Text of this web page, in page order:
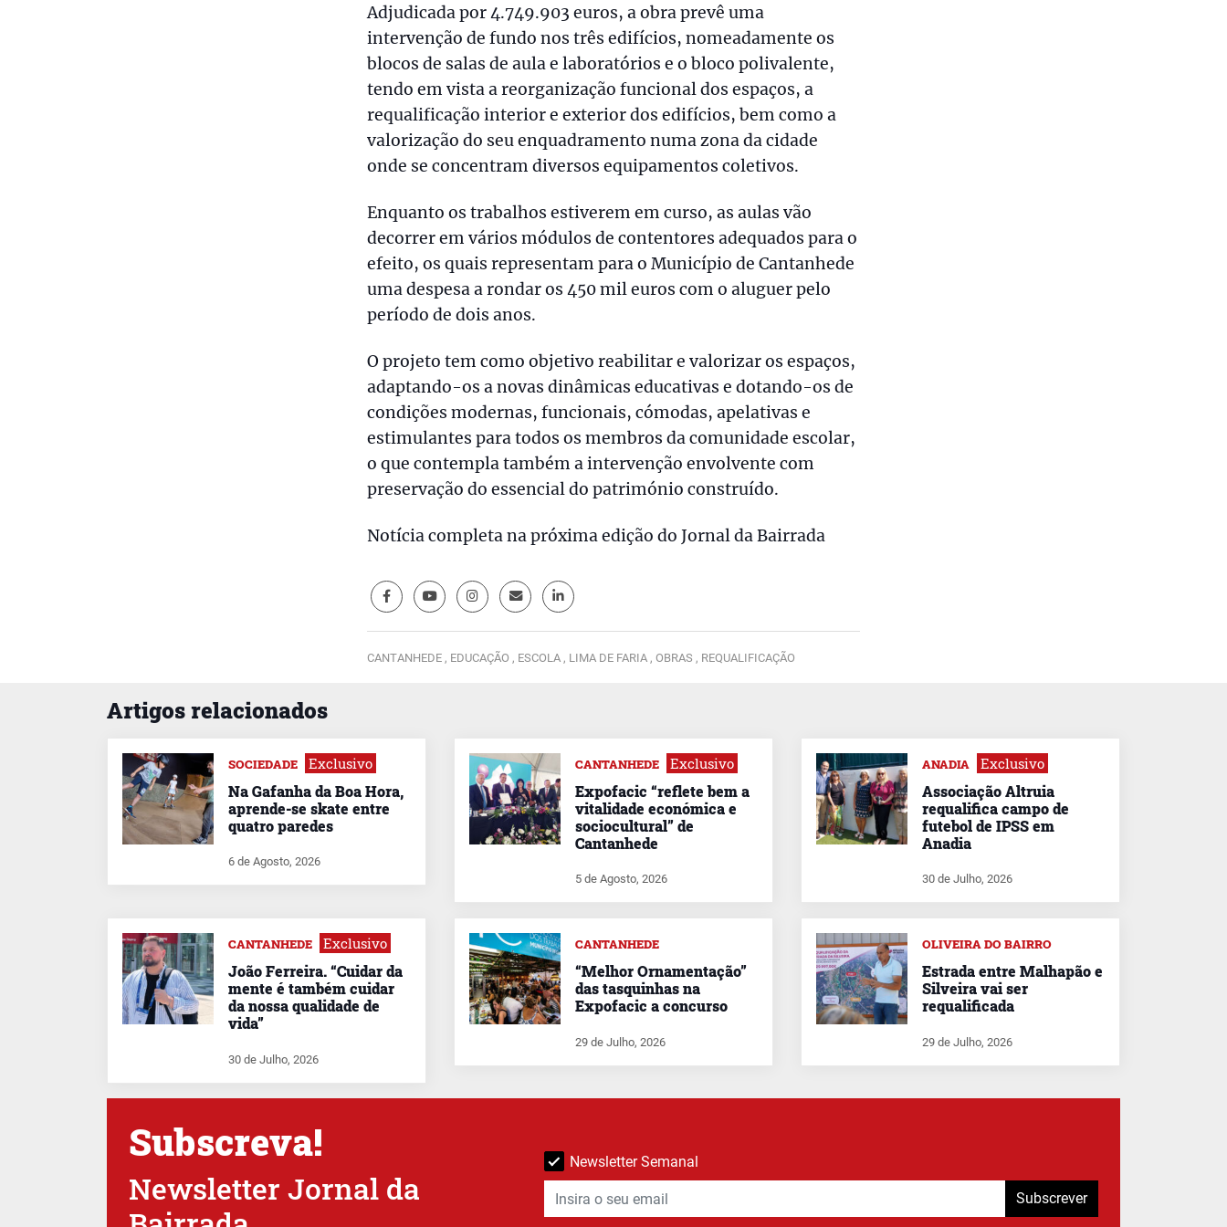
Adjudicada por 4.749.903 euros, a obra prevê uma
intervenção de fundo nos três edifícios, nomeadamente os
blocos de salas de aula e laboratórios e o bloco polivalente,
tendo em vista a reorganização funcional dos espaços, a
requalificação interior e exterior dos edifícios, bem como a
valorização do seu enquadramento numa zona da cidade
onde se concentram diversos equipamentos coletivos.
Enquanto os trabalhos estiverem em curso, as aulas vão
decorrer em vários módulos de contentores adequados para o
efeito, os quais representam para o Município de Cantanhede
uma despesa a rondar os 450 mil euros com o aluguer pelo
período de dois anos.
O projeto tem como objetivo reabilitar e valorizar os espaços,
adaptando-os a novas dinâmicas educativas e dotando-os de
condições modernas, funcionais, cómodas, apelativas e
estimulantes para todos os membros da comunidade escolar,
o que contempla também a intervenção envolvente com
preservação do essencial do património construído.
Notícia completa na próxima edição do Jornal da Bairrada
CANTANHEDE , EDUCAÇÃO , ESCOLA , LIMA DE FARIA , OBRAS , REQUALIFICAÇÃO
Artigos relacionados
SOCIEDADE Exclusivo
Na Gafanha da Boa Hora,
aprende-se skate entre
quatro paredes
6 de Agosto, 2026
CANTANHEDE Exclusivo
Expofacic “reflete bem a
vitalidade económica e
sociocultural” de
Cantanhede
5 de Agosto, 2026
ANADIA Exclusivo
Associação Altruia
requalifica campo de
futebol de IPSS em
Anadia
30 de Julho, 2026
CANTANHEDE Exclusivo
João Ferreira. “Cuidar da
mente é também cuidar
da nossa qualidade de
vida”
30 de Julho, 2026
CANTANHEDE
“Melhor Ornamentação”
das tasquinhas na
Expofacic a concurso
29 de Julho, 2026
OLIVEIRA DO BAIRRO
Estrada entre Malhapão e
Silveira vai ser
requalificada
29 de Julho, 2026
Subscreva!
Newsletter Jornal da
Newsletter Semanal
Subscrever